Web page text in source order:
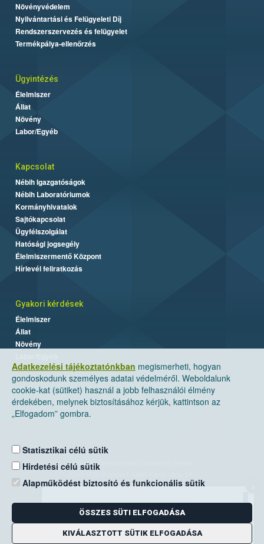
Adatkezelési tájékoztatónkban megismerheti, hogyan
gondoskodunk személyes adatai védelméről. Weboldalunk
cookie-kat (sütiket) használ a jobb felhasználói élmény
érdekében, melynek biztosításához kérjük, kattintson az
„Elfogadom” gombra.
Statisztikai célú sütik
Hirdetési célú sütik
Alapműködést biztosító és funkcionális sütik
ÖSSZES SÜTI ELFOGADÁSA
KIVÁLASZTOTT SÜTIK ELFOGADÁSA
Növényvédelem
Nyilvántartási és Felügyeleti Díj
Rendszerszervezés és felügyelet
Termékpálya-ellenőrzés
Ügyintézés
Élelmiszer
Állat
Növény
Labor/Egyéb
Kapcsolat
Nébih Igazgatóságok
Nébih Laboratóriumok
Kormányhivatalok
Sajtókapcsolat
Ügyfélszolgálat
Hatósági jogsegély
Élelmiszermentő Központ
Hírlevél feliratkozás
Gyakori kérdések
Élelmiszer
Állat
Növény
Nemzeti Élelmiszerlánc-biztonsági Hivatal
Levelezési cím: 1525 Budapest. Pf. 30.
E-mail:ugyfelszolgalat@nebih.gov.hu
Zöld szám: 06-80/263-244
Telefon: 06-1/ 336-9000